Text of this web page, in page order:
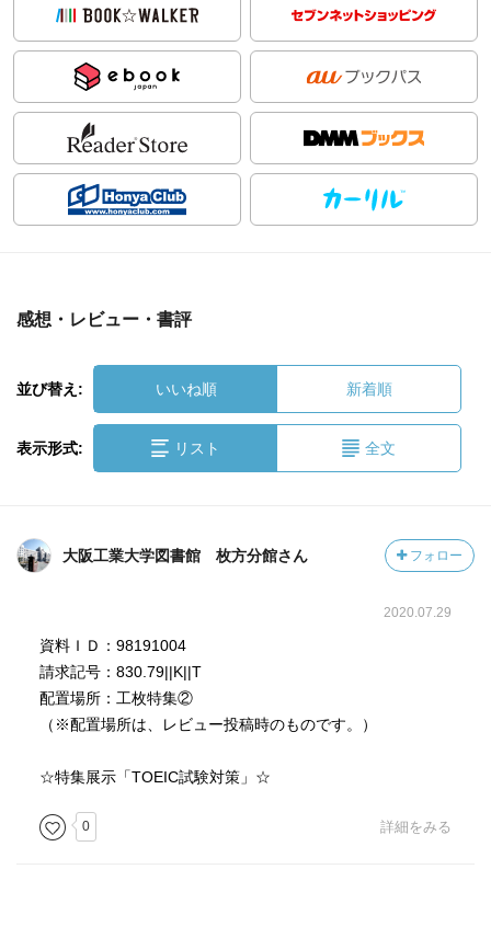
感想・レビュー・書評
並び替え: いいね順 新着順
表示形式: リスト 全文
大阪工業大学図書館 枚方分館さん フォロー
2020.07.29
資料ＩＤ：98191004
請求記号：830.79||K||T
配置場所：工枚特集②
（※配置場所は、レビュー投稿時のものです。）
☆特集展示「TOEIC試験対策」☆
0 詳細をみる